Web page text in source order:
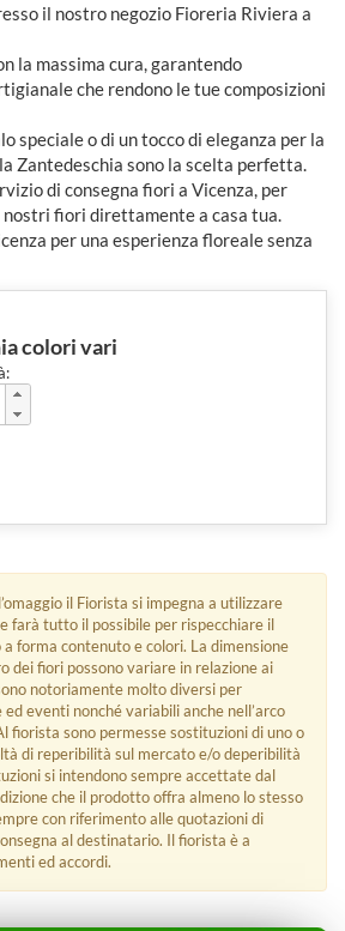
il nostro negozio Fioreria Riviera a
la massima cura, garantendo
che rendono le tue composizioni
speciale o di un tocco di eleganza per la
Zantedeschia sono la scelta perfetta.
di consegna fiori a Vicenza, per
fiori direttamente a casa tua.
per una esperienza floreale senza
colori vari
il Fiorista si impegna a utilizzare
farà tutto il possibile per rispecchiare il
forma contenuto e colori. La dimensione
dei fiori possono variare in relazione ai
notoriamente molto diversi per
eventi nonché variabili anche nell’arco
fiorista sono permesse sostituzioni di uno o
di reperibilità sul mercato e/o deperibilità
si intendono sempre accettate dal
che il prodotto offra almeno lo stesso
con riferimento alle quotazioni di
al destinatario. Il fiorista è a
ed accordi.